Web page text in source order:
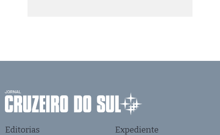
Editorias Expediente